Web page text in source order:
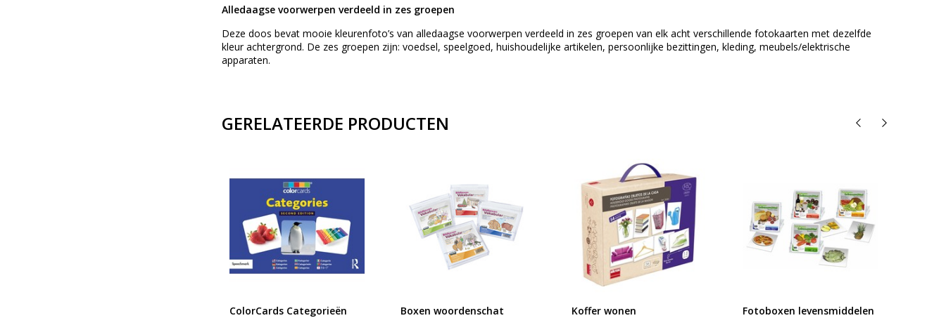
Alledaagse voorwerpen verdeeld in zes groepen
Deze doos bevat mooie kleurenfoto’s van alledaagse voorwerpen verdeeld in zes groepen van elk acht verschillende fotokaarten met dezelfde
kleur achtergrond. De zes groepen zijn: voedsel, speelgoed, huishoudelijke artikelen, persoonlijke bezittingen, kleding, meubels/elektrische
apparaten.
GERELATEERDE PRODUCTEN
ColorCards Categorieën Boxen woordenschat Koffer wonen Fotoboxen levensmiddelen